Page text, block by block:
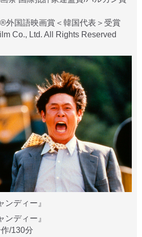
外国語映画賞＜韓国代表＞受賞
Co., Ltd. All Rights Reserved
ンディー』
ンディー』
/130分